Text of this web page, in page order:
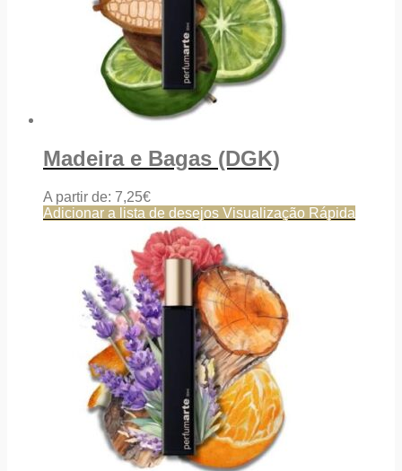
Madeira e Bagas (DGK)
A partir de: 7,25€
Adicionar a lista de desejos Visualização Rápida